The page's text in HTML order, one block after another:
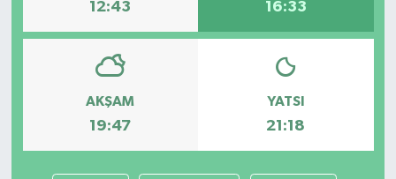
12:43 16:33
AKŞAM
19:47
YATSI
21:18